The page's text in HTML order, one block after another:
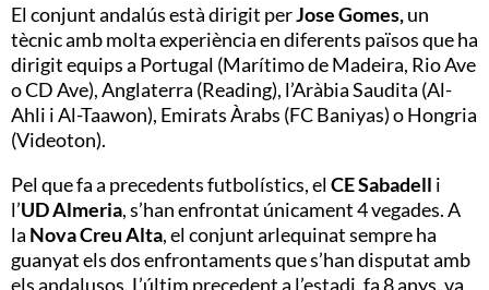
El conjunt andalús està dirigit perJose Gomes,un
tècnic amb molta experiència en diferents països que ha
dirigit equips a Portugal (Marítimo de Madeira, Rio Ave
o CD Ave), Anglaterra (Reading), l’Aràbia Saudita (Al-
Ahli i Al-Taawon), Emirats Àrabs (FC Baniyas) o Hongria
(Videoton).
Pel que fa a precedents futbolístics, elCE Sabadell i
l’UD Almeria, s’han enfrontat únicament 4 vegades. A
la Nova Creu Alta, el conjunt arlequinat sempre ha
guanyat els dos enfrontaments que s’han disputat amb
els andalusos. L’últim precedent a l’estadi, fa 8 anys, va